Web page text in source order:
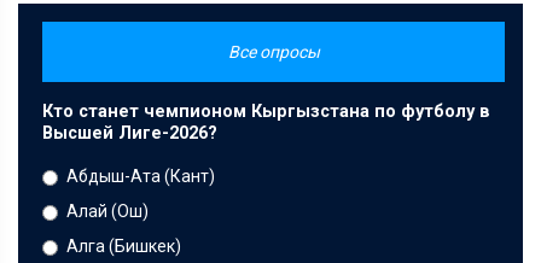
Все опросы
Кто станет чемпионом Кыргызстана по футболу в
Высшей Лиге-2026?
Абдыш-Ата (Кант)
Алай (Ош)
Алга (Бишкек)